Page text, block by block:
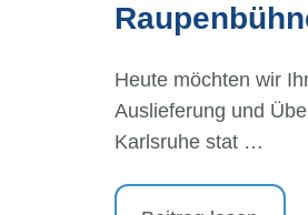
Heute möchten wir
Auslieferung und
Karlsruhe stat …